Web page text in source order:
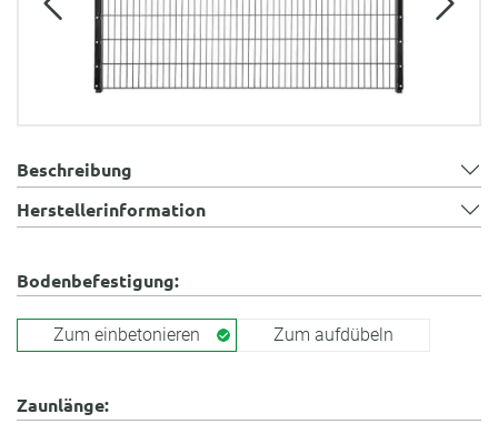
Beschreibung
Herstellerinformation
Bodenbefestigung:
Zum einbetonieren Zum aufdübeln
Zaunlänge: